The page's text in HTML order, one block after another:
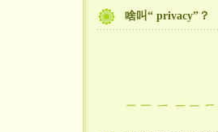
啥叫“ privacy”？